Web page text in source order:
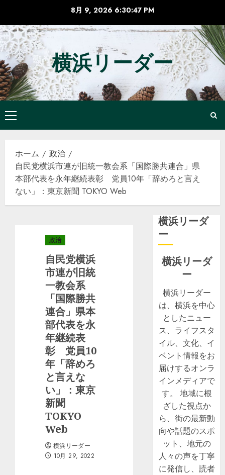
テ
ン
ツ
へ
ス
キ
プ
8月 9, 2026 6:30:47 PM
横浜リーダー
メ
イ
メ
ニ
ュ
ー
ホーム
政治
自民党横浜市連が旧統一教会系「国際勝共連合」県
本部代表を永年継続表彰 党員10年「辞めろと言え
ない」：東京新聞 TOKYO Web
政治
自民党横浜
市連が旧統
一教会系
「国際勝共
連合」県本
部代表を永
年継続表
彰 党員10
年「辞めろ
と言えな
い」：東京
新聞
TOKYO
Web
横浜リーダー
10月 29, 2022
横浜リーダ
ー
横浜リーダ
ー
横浜リーダー
は、横浜を中心
としたニュー
ス、ライフスタ
イル、文化、イ
ベント情報をお
届けするオンラ
インメディアで
す。 地域に根
ざした視点か
ら、街の最新動
向や話題のスポ
ット、地元の
人々の声を丁寧
に発信し、読者